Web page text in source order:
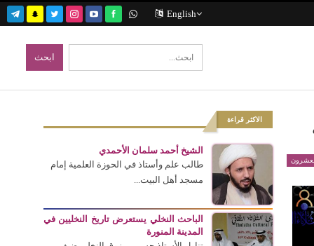
English
الاكثر قراءة
الشيخ أحمد سلمان الأحمدي
طالب علم وأستاذ في الحوزة العلمية إمام
مسجد أهل البيت...
الباحث النخلي يستعرض تاريخ النخليين في
المدينة المنورة